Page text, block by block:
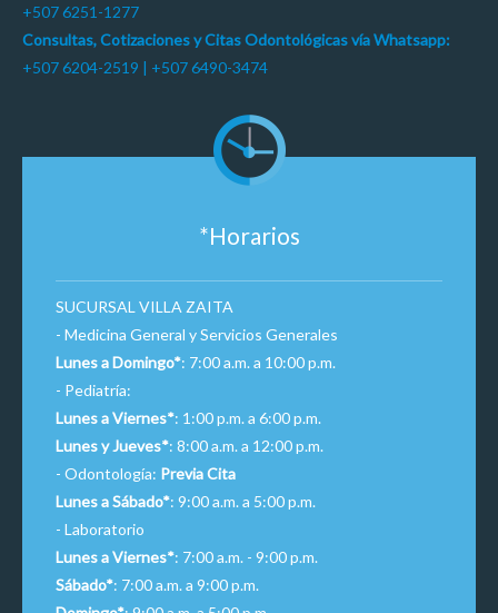
+507 6251-1277
Consultas, Cotizaciones y Citas Odontológicas vía Whatsapp:
+507 6204-2519 | +507 6490-3474
*Horarios
SUCURSAL VILLA ZAITA
- Medicina General y Servicios Generales
Lunes a Domingo*: 7:00 a.m. a 10:00 p.m.
- Pediatría:
Lunes a Viernes*: 1:00 p.m. a 6:00 p.m.
Lunes y Jueves*: 8:00 a.m. a 12:00 p.m.
- Odontología: Previa Cita
Lunes a Sábado*: 9:00 a.m. a 5:00 p.m.
- Laboratorio
Lunes a Viernes*: 7:00 a.m. - 9:00 p.m.
Sábado*: 7:00 a.m. a 9:00 p.m.